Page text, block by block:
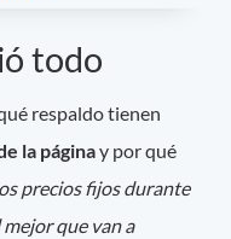
todo
respaldo tienen
la páginay por qué
precios fijos durante
que van a